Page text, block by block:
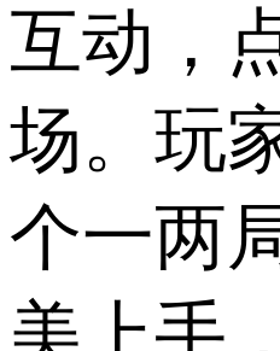
互动，
场。玩
个一两